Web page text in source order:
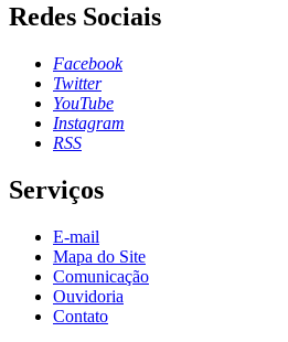
Redes Sociais
Facebook
Twitter
YouTube
Instagram
RSS
Serviços
E-mail
Mapa do Site
Comunicação
Ouvidoria
Contato